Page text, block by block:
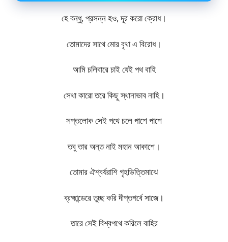
হে বন্ধু, প্রসন্ন হও, দূর করো ক্রোধ।
তোমাদের সাথে মোর বৃথা এ বিরোধ।
আমি চলিবারে চাই যেই পথ বাহি
সেথা কারো তরে কিছু স্থানাভাব নাহি।
সপ্তলোক সেই পথে চলে পাশে পাশে
তবু তার অন্ত নাই মহান আকাশে।
তোমার ঐশ্বর্যরাশি গৃহভিত্তিমাঝে
ব্রহ্মান্ডেরে তুচ্ছ করি দীপ্তগর্বে সাজে।
তারে সেই বিশ্বপথে করিলে বাহির